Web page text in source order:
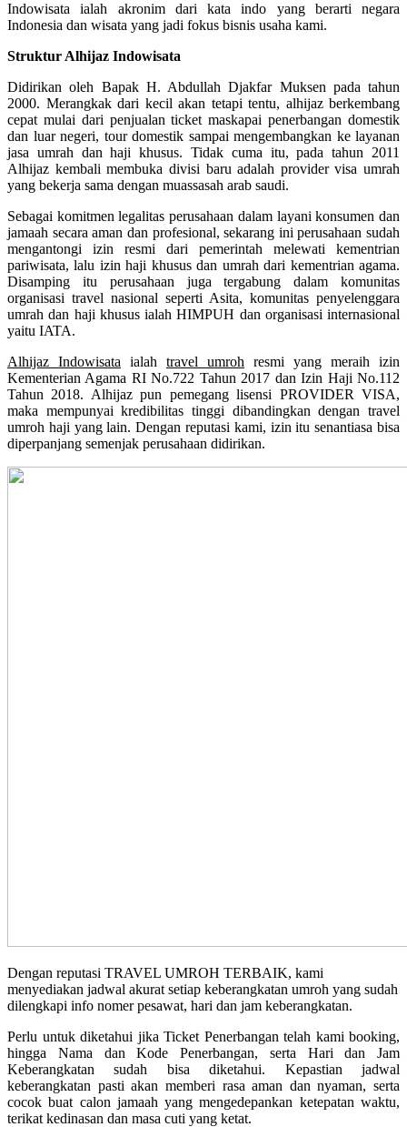
Indowisata ialah akronim dari kata indo yang berarti negara
Indonesia dan wisata yang jadi fokus bisnis usaha kami.
Struktur Alhijaz Indowisata
Didirikan oleh Bapak H. Abdullah Djakfar Muksen pada tahun
2000. Merangkak dari kecil akan tetapi tentu, alhijaz berkembang
cepat mulai dari penjualan ticket maskapai penerbangan domestik
dan luar negeri, tour domestik sampai mengembangkan ke layanan
jasa umrah dan haji khusus. Tidak cuma itu, pada tahun 2011
Alhijaz kembali membuka divisi baru adalah provider visa umrah
yang bekerja sama dengan muassasah arab saudi.
Sebagai komitmen legalitas perusahaan dalam layani konsumen dan
jamaah secara aman dan profesional, sekarang ini perusahaan sudah
mengantongi izin resmi dari pemerintah melewati kementrian
pariwisata, lalu izin haji khusus dan umrah dari kementrian agama.
Disamping itu perusahaan juga tergabung dalam komunitas
organisasi travel nasional seperti Asita, komunitas penyelenggara
umrah dan haji khusus ialah HIMPUH dan organisasi internasional
yaitu IATA.
Alhijaz Indowisata ialah travel umroh resmi yang meraih izin
Kementerian Agama RI No.722 Tahun 2017 dan Izin Haji No.112
Tahun 2018. Alhijaz pun pemegang lisensi PROVIDER VISA,
maka mempunyai kredibilitas tinggi dibandingkan dengan travel
umroh haji yang lain. Dengan reputasi kami, izin itu senantiasa bisa
diperpanjang semenjak perusahaan didirikan.
Dengan reputasi TRAVEL UMROH TERBAIK, kami
menyediakan jadwal akurat setiap keberangkatan umroh yang sudah
dilengkapi info nomer pesawat, hari dan jam keberangkatan.
Perlu untuk diketahui jika Ticket Penerbangan telah kami booking,
hingga Nama dan Kode Penerbangan, serta Hari dan Jam
Keberangkatan sudah bisa diketahui. Kepastian jadwal
keberangkatan pasti akan memberi rasa aman dan nyaman, serta
cocok buat calon jamaah yang mengedepankan ketepatan waktu,
terikat kedinasan dan masa cuti yang ketat.